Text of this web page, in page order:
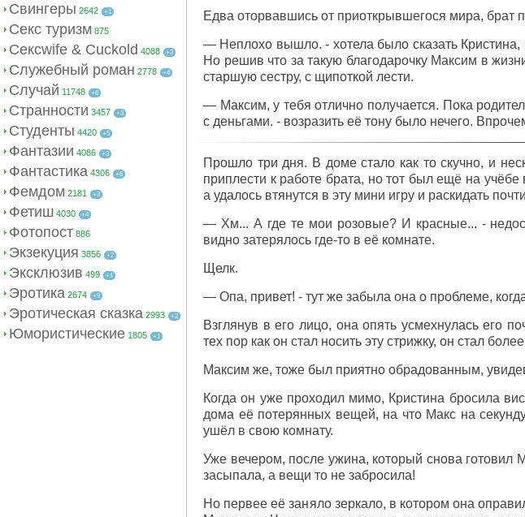
Свингеры 2642 +1
Секс туризм 875
Сексwife & Cuckold 4088 +3
Служебный роман 2778 +4
Случай 11748 +6
Странности 3457 +3
Студенты 4420 +5
Фантазии 4086 +3
Фантастика 4306 +6
Фемдом 2181 +3
Фетиш 4030 +4
Фотопост 886
Экзекуция 3856 +2
Эксклюзив 499 +1
Эротика 2674 +9
Эротическая сказка 2993 +2
Юмористические 1805 +1
Едва оторвавшись от приоткрывшегося мира, брат
— Неплохо вышло. - хотела было сказать
Но решив что за такую благодарочку Максим в
старшую сестру, с щипоткой лести.
— Максим, у тебя отлично получается. Пока
с деньгами. - возразить её тону было нечего.
Прошло три дня. В доме стало как то скучно, и
приплести к работе брата, но тот был ещё на
а удалось втянутся в эту мини игру и раскидать
— Хм... А где те мои розовые? И красные... -
видно затерялось где-то в её комнате.
Щелк.
— Опа, привет! - тут же забыла она о проблеме,
Взглянув в его лицо, она опять усмехнулась его
тех пор как он стал носить эту стрижку, он стал
Максим же, тоже был приятно обрадованным,
Когда он уже проходил мимо, Кристина бросила
дома её потерянных вещей, на что Макс на
ушёл в свою комнату.
Уже вечером, после ужина, который снова готовил
засыпала, а вещи то не забросила!
Но первее её заняло зеркало, в котором она